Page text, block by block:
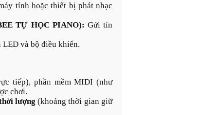
tính hoặc thiết bị phát nhạc
TỰ HỌC PIANO): Gửi tín
và bộ điều khiển.
tiếp), phần mềm MIDI (như
chơi.
lượng (khoảng thời gian giữ